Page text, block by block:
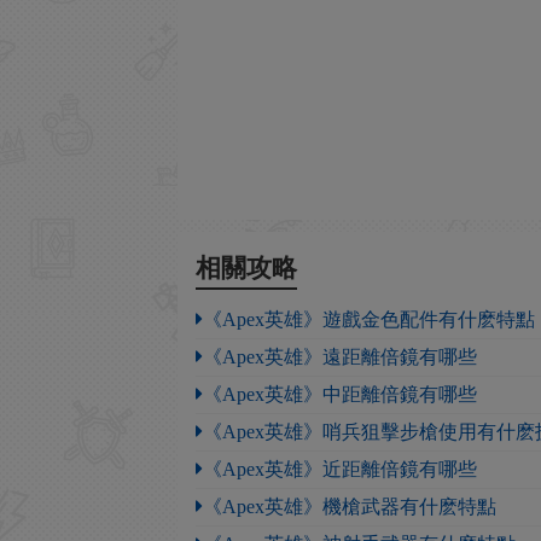
相關攻略
《Apex英雄》遊戲金色配件有什麽特點
《Apex英雄》遠距離倍鏡有哪些
《Apex英雄》中距離倍鏡有哪些
《Apex英雄》哨兵狙擊步槍使用有什麽
《Apex英雄》近距離倍鏡有哪些
《Apex英雄》機槍武器有什麽特點